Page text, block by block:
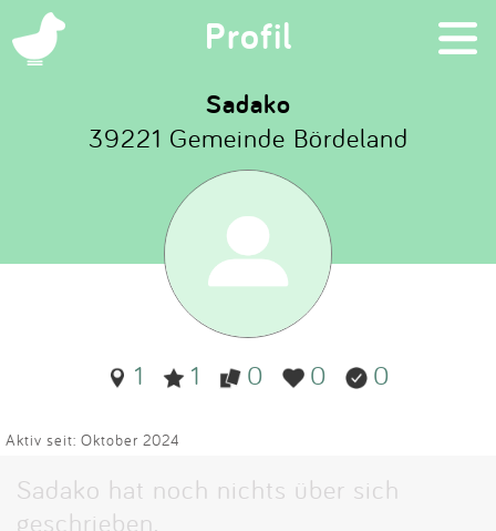
Profil ×
Suchen
Eintragen
App
Blog
Partner
Impressum
Sadako
39221 Gemeinde Bördeland
1 1 0 0 0
Aktiv seit: Oktober 2024
Sadako hat noch nichts über sich
geschrieben.